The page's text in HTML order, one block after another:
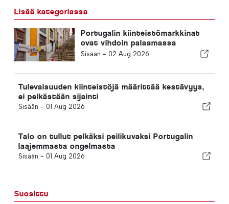
Lisää kategoriassa
Portugalin kiinteistömarkkinat
ovat vihdoin palaamassa
normaaliin tilaan
Sisään - 02 Aug 2026
Tulevaisuuden kiinteistöjä määrittää kestävyys,
ei pelkästään sijainti
Sisään - 01 Aug 2026
Talo on tullut pelkäksi peilikuvaksi Portugalin
laajemmasta ongelmasta
Sisään - 01 Aug 2026
Suosittu